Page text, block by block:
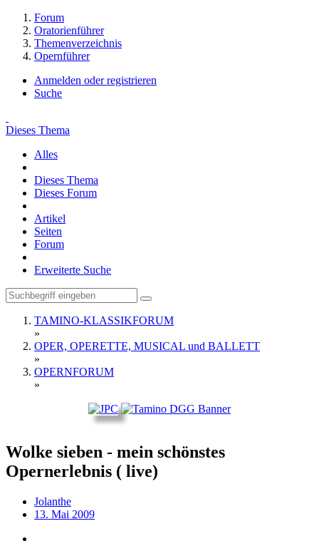
Forum
Oratorienführer
Themenverzeichnis
Opernführer
Anmelden oder registrieren
Suche
Dieses Thema
Alles
Dieses Thema
Dieses Forum
Artikel
Seiten
Forum
Erweiterte Suche
TAMINO-KLASSIKFORUM
»
OPER, OPERETTE, MUSICAL und BALLETT
»
OPERNFORUM
»
Wolke sieben - mein schönstes
Opernerlebnis ( live)
Jolanthe
13. Mai 2009